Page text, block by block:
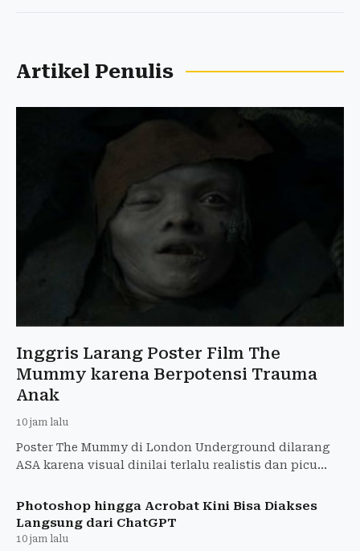
Artikel Penulis
Inggris Larang Poster Film The
Mummy karena Berpotensi Trauma
Anak
10 jam lalu
Poster The Mummy di London Underground dilarang
ASA karena visual dinilai terlalu realistis dan picu
tarik iklan
Photoshop hingga Acrobat Kini Bisa Diakses
Langsung dari ChatGPT
10 jam lalu